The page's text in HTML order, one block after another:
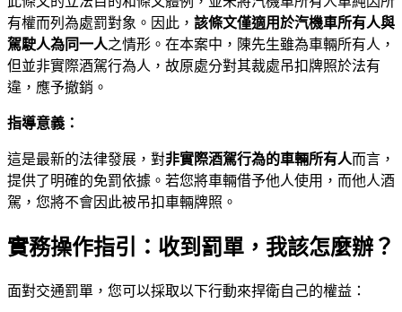
有權而列為處罰對象。因此， 該條文僅適用於汽機車所有人與
駕駛人為同一人之情形。在本案中，陳先生雖為車輛所有人，
但並非實際酒駕行為人，故原處分對其裁處吊扣牌照於法有
違，應予撤銷。
指導意義：
這是最新的法律發展，對非實際酒駕行為的車輛所有人而言，
提供了明確的免罰依據。若您將車輛借予他人使用，而他人酒
駕，您將不會因此被吊扣車輛牌照。
實務操作指引：收到罰單，我該怎麼辦？
面對交通罰單，您可以採取以下行動來捍衛自己的權益：